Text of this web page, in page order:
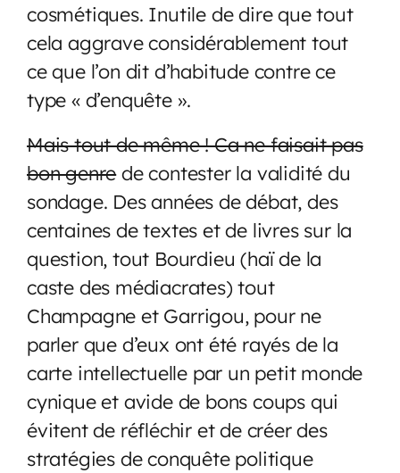
cosmétiques. Inutile de dire que tout
cela aggrave considérablement tout
ce que l’on dit d’habitude contre ce
type « d’enquête ».
Mais tout de même ! Ca ne faisait pas
bon genrede contester la validité du
sondage. Des années de débat, des
centaines de textes et de livres sur la
question, tout Bourdieu (haï de la
caste des médiacrates) tout
Champagne et Garrigou, pour ne
parler que d’eux ont été rayés de la
carte intellectuelle par un petit monde
cynique et avide de bons coups qui
évitent de réfléchir et de créer des
stratégies de conquête politique